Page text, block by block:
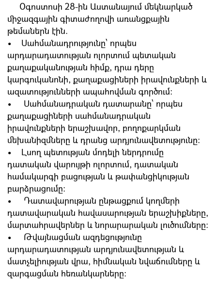
Օգոստոսի 28-ին Աստանայում մեկնարկած
միջազգային գիտաժողովի առանցքային
թեմաներն էին.
• Սահմանադրությունը՝ որպես
արդարադատության ոլորտում պետական
քաղաքականության հիմք, դրա դերը
կարգուկանոնի, քաղաքացիների իրավունքների և
ազատությունների ապահովման գործում։
• Սահմանադրական դատարանը՝ որպես
քաղաքացիների սահմանադրական
իրավունքների երաշխավոր, բողոքարկման
մեխանիզմները և դրանց արդյունավետությունը։
• Լսող պետության մոդելի ներդրումը
դատական վարույթի ոլորտում, դատական
համակարգի բացության և թափանցիկության
բարձրացումը:
• Դատավարության ընթացքում կողմերի
դատավարական հավասարության երաշխիքները,
մարտահրավերներ և նորարարական լուծումները:
• Թվայնացման ազդեցությունը
արդարադատության արդյունավետության և
մատչելիության վրա, հիմնական նվաճումները և
զարգացման հեռանկարները։